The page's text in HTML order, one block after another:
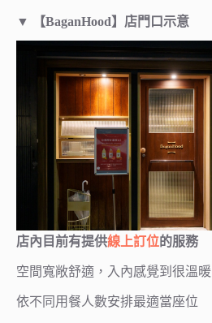
▼ 【BaganHood】店門口示意
店內目前有提供線上訂位的服務
空間寬敞舒適，入內感覺到很溫暖
依不同用餐人數安排最適當座位